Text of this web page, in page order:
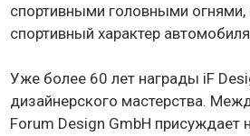
спортивными головными
спортивный характер
Уже более 60 лет награды iF
дизайнерского мастерства.
Forum Design GmbH